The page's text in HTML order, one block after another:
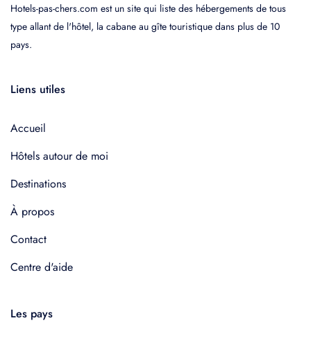
Hotels-pas-chers.com est un site qui liste des hébergements de tous
type allant de l'hôtel, la cabane au gîte touristique dans plus de 10
pays.
Liens utiles
Accueil
Hôtels autour de moi
Destinations
À propos
Contact
Centre d'aide
Les pays